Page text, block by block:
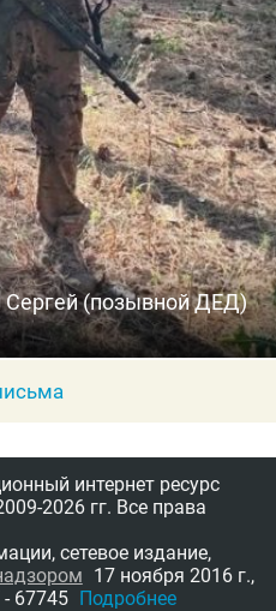
(позывной ДЕД)
интернет ресурс
2026 гг. Все права
сетевое издание,
17 ноября 2016 г.,
67745 Подробнее